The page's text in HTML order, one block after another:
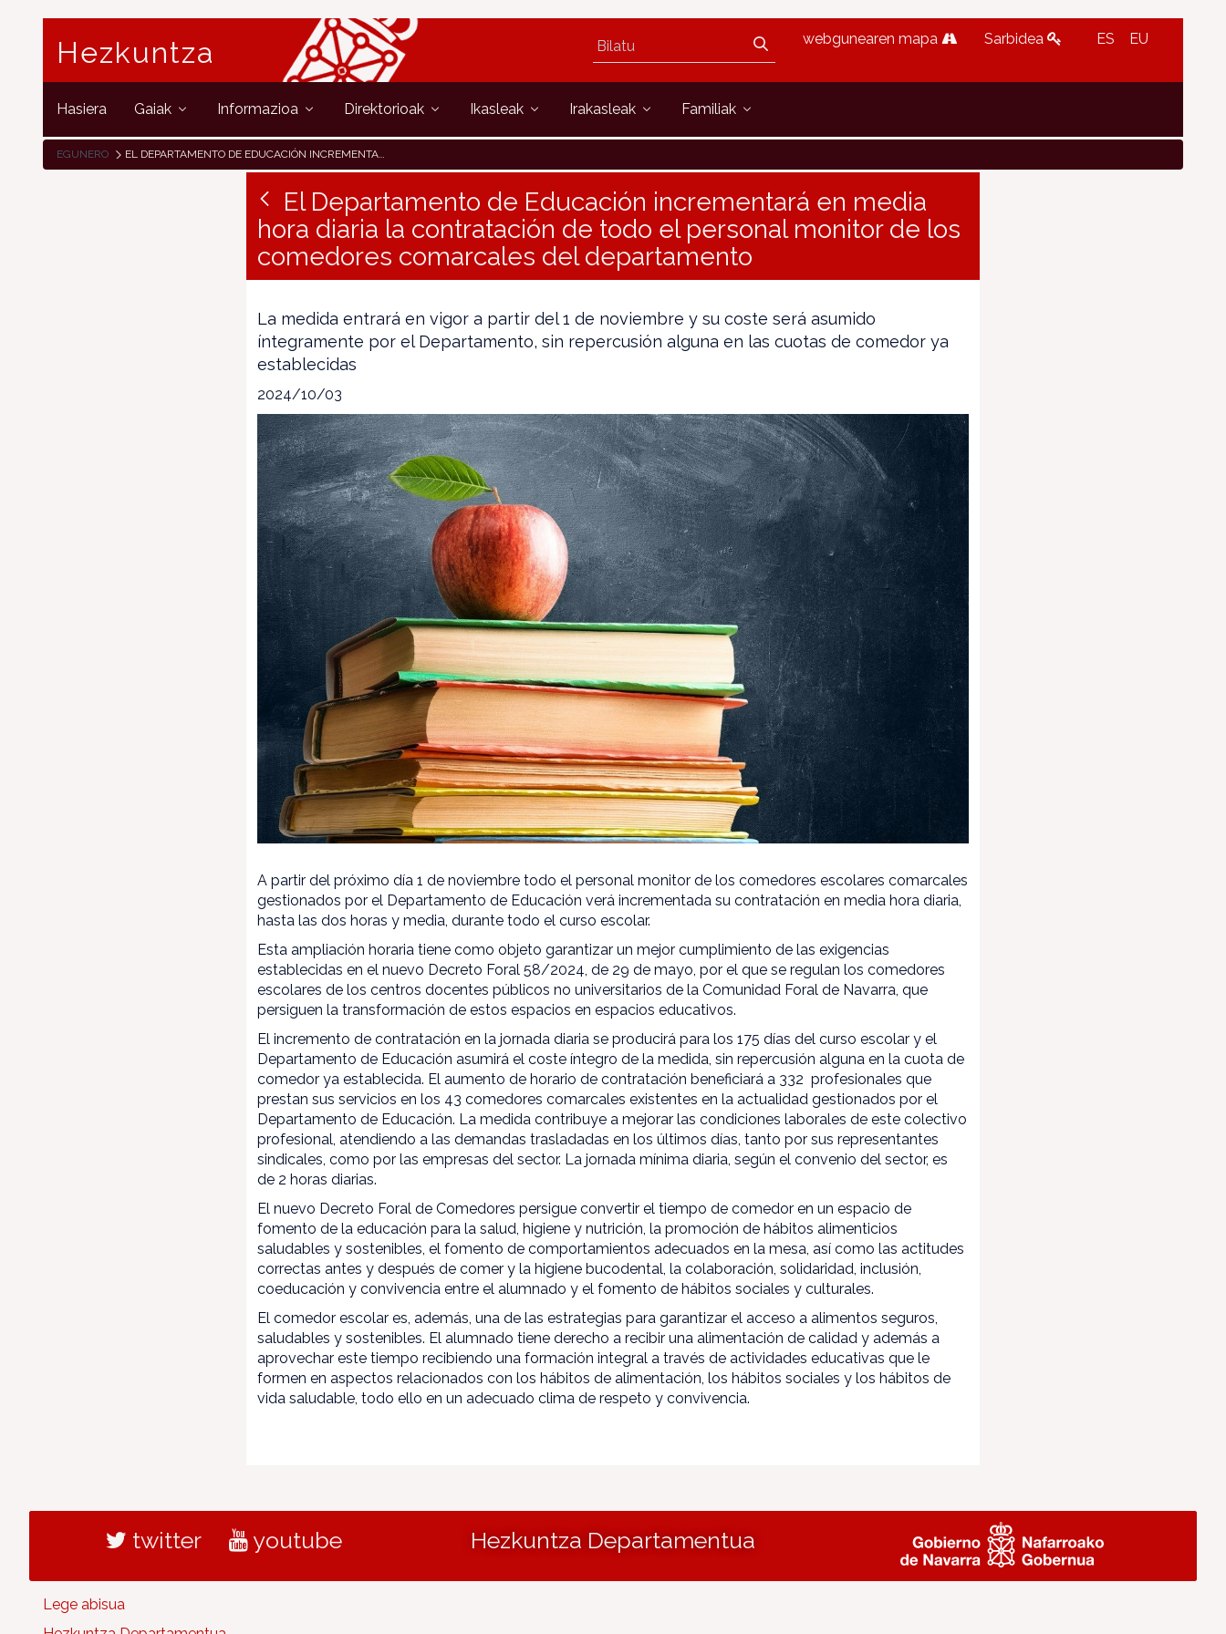
Hezkuntza webgunearen mapa Sarbidea ES EU
Hasiera Gaiak Informazioa Direktorioak Ikasleak Irakasleak Familiak
EGUNERO EL DEPARTAMENTO DE EDUCACIÓN INCREMENTARÁ EN MEDIA HORA DIARIA LA CONTRATACIÓN DE TODO EL PERSONAL MONITOR DE LOS COMEDORES COMARCALES DEL DEPARTAMENTO
El Departamento de Educación incrementará en media
hora diaria la contratación de todo el personal monitor de los
comedores comarcales del departamento
La medida entrará en vigor a partir del 1 de noviembre y su coste será asumido
íntegramente por el Departamento, sin repercusión alguna en las cuotas de comedor ya
establecidas
2024/10/03
A partir del próximo día 1 de noviembre todo el personal monitor de los comedores escolares comarcales
gestionados por el Departamento de Educación verá incrementada su contratación en media hora diaria,
hasta las dos horas y media, durante todo el curso escolar.
Esta ampliación horaria tiene como objeto garantizar un mejor cumplimiento de las exigencias
establecidas en el nuevo Decreto Foral 58/2024, de 29 de mayo, por el que se regulan los comedores
escolares de los centros docentes públicos no universitarios de la Comunidad Foral de Navarra, que
persiguen la transformación de estos espacios en espacios educativos.
El incremento de contratación en la jornada diaria se producirá para los 175 días del curso escolar y el
Departamento de Educación asumirá el coste íntegro de la medida, sin repercusión alguna en la cuota de
comedor ya establecida. El aumento de horario de contratación beneficiará a 332 profesionales que
prestan sus servicios en los 43 comedores comarcales existentes en la actualidad gestionados por el
Departamento de Educación. La medida contribuye a mejorar las condiciones laborales de este colectivo
profesional, atendiendo a las demandas trasladadas en los últimos días, tanto por sus representantes
sindicales, como por las empresas del sector. La jornada mínima diaria, según el convenio del sector, es
de 2 horas diarias.
El nuevo Decreto Foral de Comedores persigue convertir el tiempo de comedor en un espacio de
fomento de la educación para la salud, higiene y nutrición, la promoción de hábitos alimenticios
saludables y sostenibles, el fomento de comportamientos adecuados en la mesa, así como las actitudes
correctas antes y después de comer y la higiene bucodental, la colaboración, solidaridad, inclusión,
coeducación y convivencia entre el alumnado y el fomento de hábitos sociales y culturales.
El comedor escolar es, además, una de las estrategias para garantizar el acceso a alimentos seguros,
saludables y sostenibles. El alumnado tiene derecho a recibir una alimentación de calidad y además a
aprovechar este tiempo recibiendo una formación integral a través de actividades educativas que le
formen en aspectos relacionados con los hábitos de alimentación, los hábitos sociales y los hábitos de
vida saludable, todo ello en un adecuado clima de respeto y convivencia.
twitter youtube Hezkuntza Departamentua
Lege abisua